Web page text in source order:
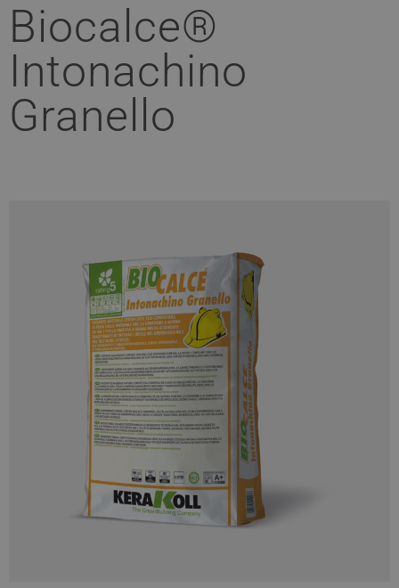
Biocalce®
Intonachino
Granello